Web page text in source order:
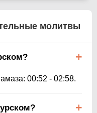
молитвы
00:52 - 02:58.